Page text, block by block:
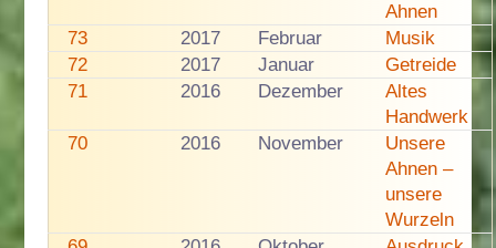
Ahnen
73
2017 Februar
Musik
72
2017 Januar
Getreide
71
2016 Dezember
Altes
Handwerk
70
2016 November
Unsere
Ahnen –
unsere
Wurzeln